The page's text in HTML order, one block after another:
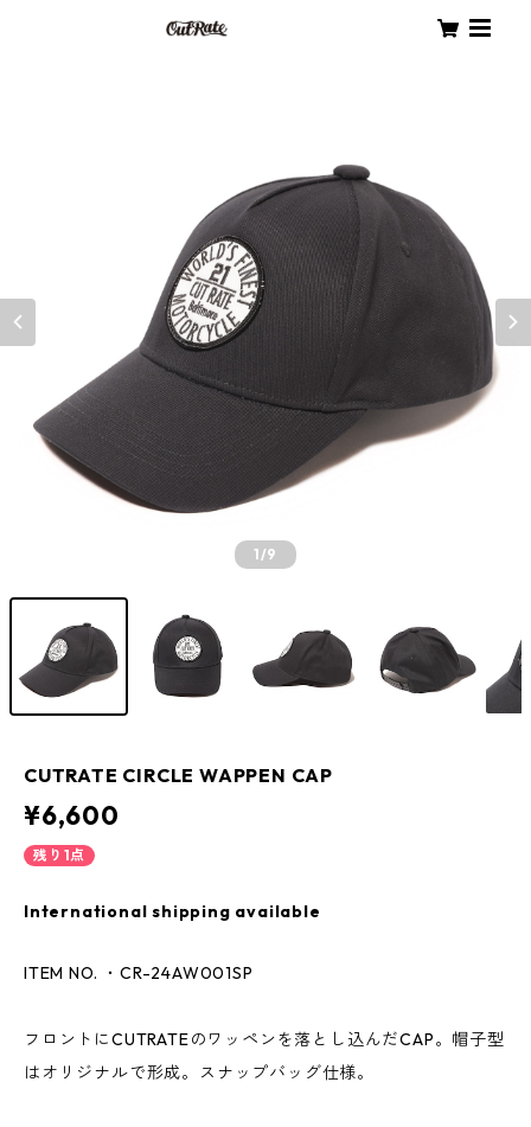
1/9
CUTRATE CIRCLE WAPPEN CAP
¥6,600
残り1点
International shipping available
ITEM NO. ・CR-24AW001SP
フロントにCUTRATEのワッペンを落とし込んだCAP。帽子型
はオリジナルで形成。スナップバッグ仕様。